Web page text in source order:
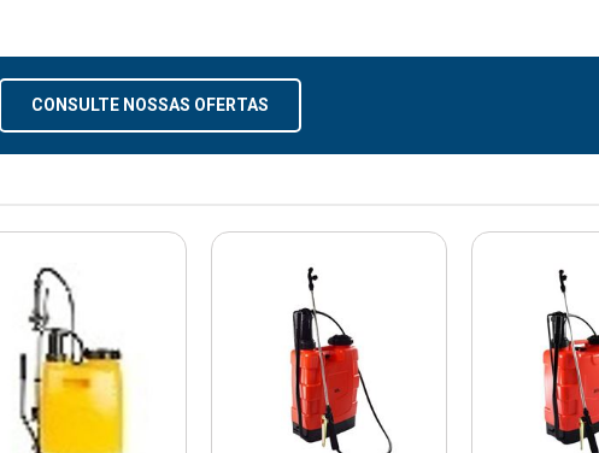
CONSULTE NOSSAS OFERTAS